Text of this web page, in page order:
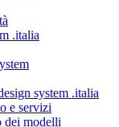
.italia
system .italia
e servizi
dei modelli